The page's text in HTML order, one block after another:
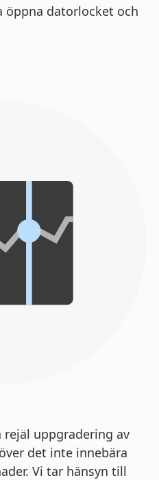
öppna datorlocket och
uppgradering av
det inte innebära
Vi tar hänsyn till